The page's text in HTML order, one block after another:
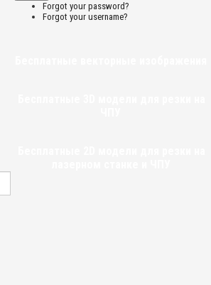
Forgot your password?
Forgot your username?